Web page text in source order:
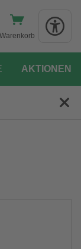
Warenkorb
AKTIONEN